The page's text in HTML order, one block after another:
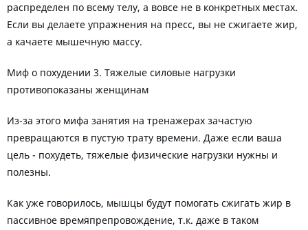
распределен по всему телу, а вовсе не в конкретных местах.
Если вы делаете упражнения на пресс, вы не сжигаете жир,
а качаете мышечную массу.
Миф о похудении 3. Тяжелые силовые нагрузки
противопоказаны женщинам
Из-за этого мифа занятия на тренажерах зачастую
превращаются в пустую трату времени. Даже если ваша
цель - похудеть, тяжелые физические нагрузки нужны и
полезны.
Как уже говорилось, мышцы будут помогать сжигать жир в
пассивное времяпрепровождение, т.к. даже в таком